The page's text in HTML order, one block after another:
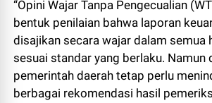
“Opini Wajar Tanpa Pengecualian
bentuk penilaian bahwa laporan
disajikan secara wajar dalam semua
sesuai standar yang berlaku. Namun
pemerintah daerah tetap perlu
berbagai rekomendasi hasil